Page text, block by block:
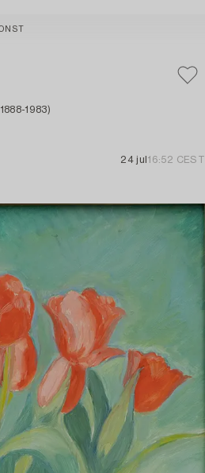
1983)
24 jul 16:52 CEST